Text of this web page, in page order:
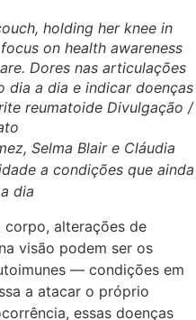
holding her knee in
on health awareness
Dores nas articulações
dia a dia e indicar doenças
reumatoide Divulgação /
Selma Blair e Cláudia
a condições que ainda
dia
corpo, alterações de
visão podem ser os
— condições em
a atacar o próprio
essas doenças